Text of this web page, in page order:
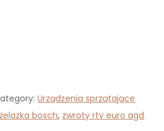
Urządzenia sprzątające
żelazka bosch, zwroty rtv euro agd